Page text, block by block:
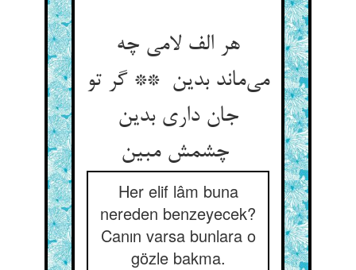
هر الف لامی چه
می‌ماند بدین ** گر تو
جان داری بدین
Her elif lâm buna
nereden benzeyecek?
Canın varsa bunlara o
gözle bakma.